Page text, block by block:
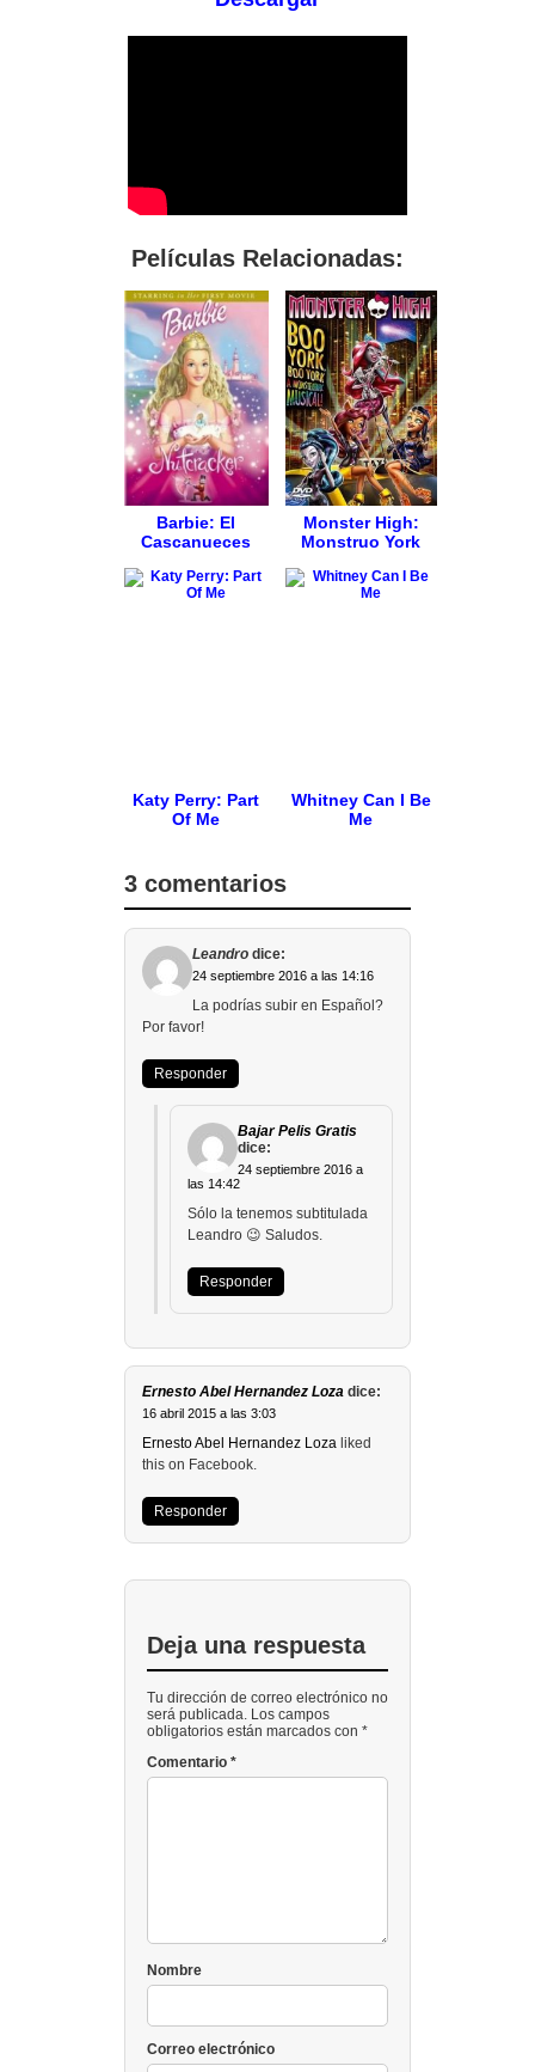
Películas Relacionadas:
Barbie: El
Cascanueces
Monster High:
Monstruo York
Katy Perry: Part
Of Me
Whitney Can I Be
Me
3 comentarios
Leandro dice:
24 septiembre 2016 a las 14:16
La podrías subir en Español?
Por favor!
Responder
Bajar Pelis Gratis
dice:
24 septiembre 2016 a
las 14:42
Sólo la tenemos subtitulada
Leandro 😉 Saludos.
Responder
Ernesto Abel Hernandez Loza dice:
16 abril 2015 a las 3:03
Ernesto Abel Hernandez Loza liked
this on Facebook.
Responder
Deja una respuesta
Tu dirección de correo electrónico no
será publicada. Los campos
obligatorios están marcados con *
Comentario *
Nombre
Correo electrónico